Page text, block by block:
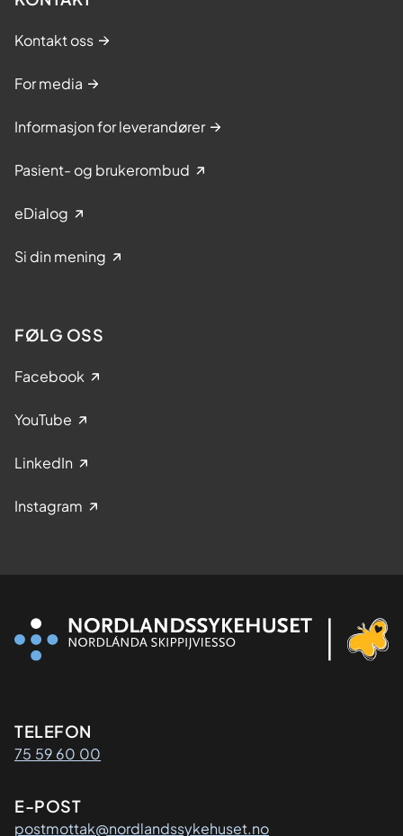
Kontakt oss
For media
Informasjon for leverandører
Pasient- og brukerombud
eDialog
Si din mening
FØLG OSS
Facebook
YouTube
LinkedIn
Instagram
Kontaktinformasjon
TELEFON
75 59 60 00
E-POST
postmottak@nordlandssykehuset.no